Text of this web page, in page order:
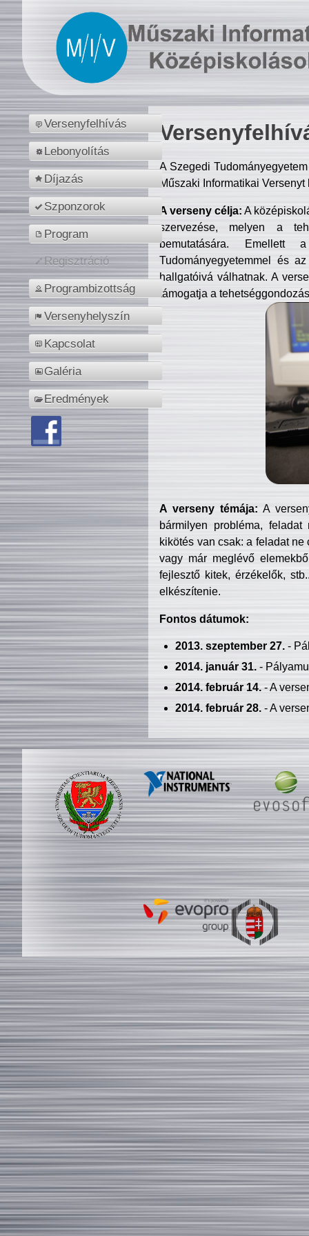
Versenyfelhívás
Lebonyolítás
Díjazás
Szponzorok
Program
Regisztráció
Programbizottság
Versenyhelyszín
Kapcsolat
Galéria
Eredmények
A Szegedi
Műszaki Informatikai
A verseny célja: A
szervezése, melyen a
bemutatására. Emellett
Tudományegyetemmel és
hallgatóivá válhatnak. A
támogatja a
A verseny témája: A
bármilyen probléma, feladat
kikötés van csak: a feladat
vagy már meglévő
fejlesztő kitek, érzékelők,
elkészítenie.
Fontos dátumok:
2013. szeptember 27.-
2014. január 31.-
2014. február 14.- A
2014. február 28.- A